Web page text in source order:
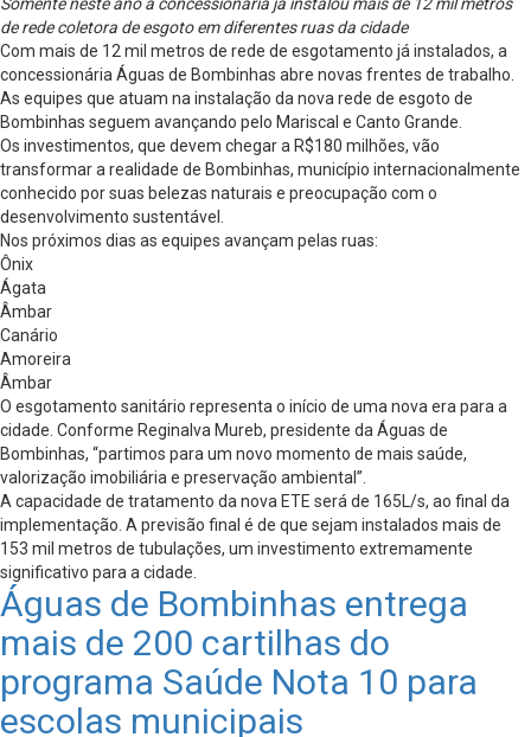
de rede coletora de esgoto em diferentes ruas da cidade
Com mais de 12 mil metros de rede de esgotamento já instalados, a
concessionária Águas de Bombinhas abre novas frentes de trabalho.
As equipes que atuam na instalação da nova rede de esgoto de
Bombinhas seguem avançando pelo Mariscal e Canto Grande.
Os investimentos, que devem chegar a R$180 milhões, vão
transformar a realidade de Bombinhas, município internacionalmente
conhecido por suas belezas naturais e preocupação com o
desenvolvimento sustentável.
Nos próximos dias as equipes avançam pelas ruas:
Ônix
Ágata
Âmbar
Canário
Amoreira
Âmbar
O esgotamento sanitário representa o início de uma nova era para a
cidade. Conforme Reginalva Mureb, presidente da Águas de
Bombinhas, “partimos para um novo momento de mais saúde,
valorização imobiliária e preservação ambiental”.
A capacidade de tratamento da nova ETE será de 165L/s, ao final da
implementação. A previsão final é de que sejam instalados mais de
153 mil metros de tubulações, um investimento extremamente
significativo para a cidade.
Águas de Bombinhas entrega
mais de 200 cartilhas do
programa Saúde Nota 10 para
escolas municipais